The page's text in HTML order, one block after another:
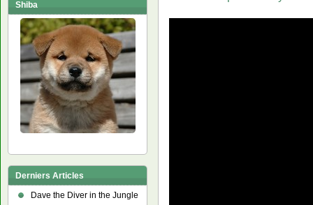
Shiba
Derniers Articles
Dave the Diver in the Jungle